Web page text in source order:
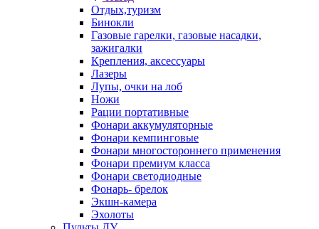
Отдых,туризм
Бинокли
Газовые гарелки, газовые насадки,
зажигалки
Крепления, аксессуары
Лазеры
Лупы, очки на лоб
Ножи
Рации портативные
Фонари аккумуляторные
Фонари кемпинговые
Фонари многостороннего применения
Фонари премиум класса
Фонари светодиодные
Фонарь- брелок
Экшн-камера
Эхолоты